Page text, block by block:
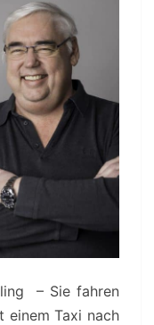
– Sie fahren
einem Taxi nach